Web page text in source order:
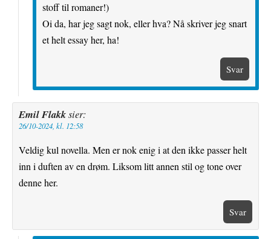
stoff til romaner!)
Oi da, har jeg sagt nok, eller hva? Nå skriver jeg snart
et helt essay her, ha!
Svar
Emil Flakksier:
26/10-2024, kl. 12:58
Veldig kul novella. Men er nok enig i at den ikke passer helt
inn i duften av en drøm. Liksom litt annen stil og tone over
denne her.
Svar